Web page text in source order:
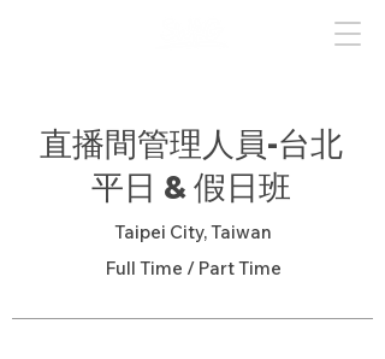
直播間管理人員-台北
平日 & 假日班
Taipei City, Taiwan
Full Time / Part Time